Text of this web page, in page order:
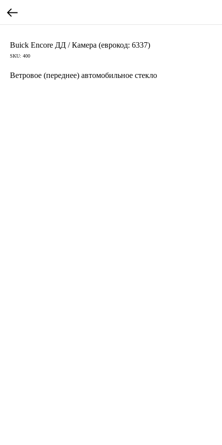
Buick Encore ДД / Камера (еврокод: 6337)
SKU: 400
Ветровое (переднее) автомобильное стекло